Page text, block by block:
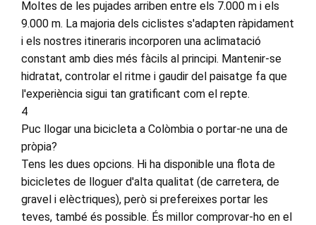
Moltes de les pujades arriben entre els 7.000 m i els
9.000 m. La majoria dels ciclistes s'adapten ràpidament
i els nostres itineraris incorporen una aclimatació
constant amb dies més fàcils al principi. Mantenir-se
hidratat, controlar el ritme i gaudir del paisatge fa que
l'experiència sigui tan gratificant com el repte.
4
Puc llogar una bicicleta a Colòmbia o portar-ne una de
pròpia?
Tens les dues opcions. Hi ha disponible una flota de
bicicletes de lloguer d'alta qualitat (de carretera, de
gravel i elèctriques), però si prefereixes portar les
teves, també és possible. És millor comprovar-ho en el